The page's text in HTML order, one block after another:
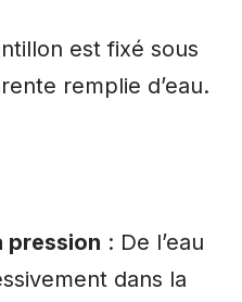
est fixé sous
remplie d’eau.
pression : De l’eau
dans la